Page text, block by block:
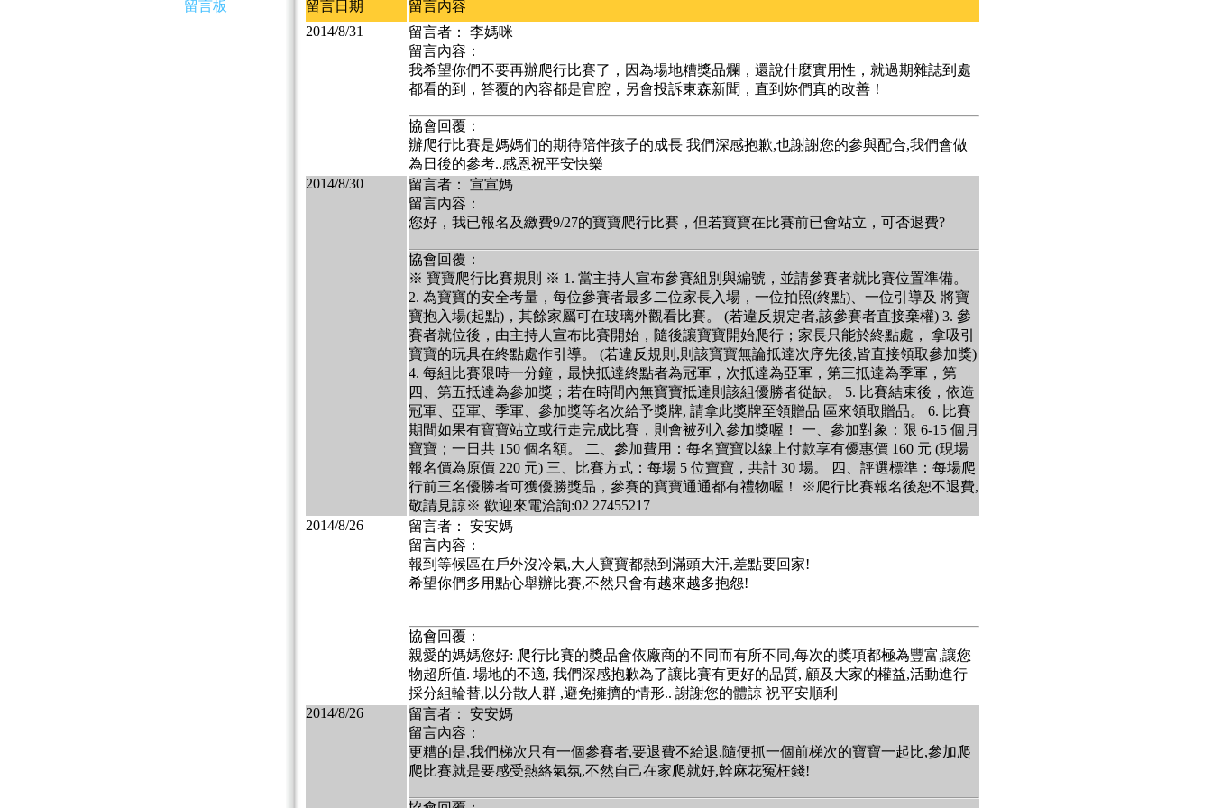
留言板 留言日期
留言內容
2014/8/31
留言者： 李媽咪
留言內容：
我希望你們不要再辦爬行比賽了，因為場地糟獎品爛，還說什麼實用性，就過期雜誌到處
都看的到，答覆的內容都是官腔，另會投訴東森新聞，直到妳們真的改善！
協會回覆：
辦爬行比賽是媽媽们的期待陪伴孩子的成長 我們深感抱歉,也謝謝您的參與配合,我們會做
為日後的參考..感恩祝平安快樂
2014/8/30
留言者： 宣宣媽
留言內容：
您好，我已報名及繳費9/27的寶寶爬行比賽，但若寶寶在比賽前已會站立，可否退費?
協會回覆：
※ 寶寶爬行比賽規則 ※ 1. 當主持人宣布參賽組別與編號，並請參賽者就比賽位置準備。
2. 為寶寶的安全考量，每位參賽者最多二位家長入場，一位拍照(終點)、一位引導及 將寶
寶抱入場(起點)，其餘家屬可在玻璃外觀看比賽。 (若違反規定者,該參賽者直接棄權) 3. 參
賽者就位後，由主持人宣布比賽開始，隨後讓寶寶開始爬行；家長只能於終點處， 拿吸引
寶寶的玩具在終點處作引導。 (若違反規則,則該寶寶無論抵達次序先後,皆直接領取參加獎)
4. 每組比賽限時一分鐘，最快抵達終點者為冠軍，次抵達為亞軍，第三抵達為季軍，第
四、第五抵達為參加獎；若在時間內無寶寶抵達則該組優勝者從缺。 5. 比賽結束後，依造
冠軍、亞軍、季軍、參加獎等名次給予獎牌, 請拿此獎牌至領贈品 區來領取贈品。 6. 比賽
期間如果有寶寶站立或行走完成比賽，則會被列入參加獎喔！ 一、參加對象：限 6-15 個月
寶寶；一日共 150 個名額。 二、參加費用：每名寶寶以線上付款享有優惠價 160 元 (現場
報名價為原價 220 元) 三、比賽方式：每場 5 位寶寶，共計 30 場。 四、評選標準：每場爬
行前三名優勝者可獲優勝獎品，參賽的寶寶通通都有禮物喔！ ※爬行比賽報名後恕不退費,
敬請見諒※ 歡迎來電洽詢:02 27455217
2014/8/26
留言者： 安安媽
留言內容：
報到等候區在戶外沒冷氣,大人寶寶都熱到滿頭大汗,差點要回家!
希望你們多用點心舉辦比賽,不然只會有越來越多抱怨!
協會回覆：
親愛的媽媽您好: 爬行比賽的獎品會依廠商的不同而有所不同,每次的獎項都極為豐富,讓您
物超所值. 場地的不適, 我們深感抱歉為了讓比賽有更好的品質, 顧及大家的權益,活動進行
採分組輪替,以分散人群 ,避免擁擠的情形.. 謝謝您的體諒 祝平安順利
2014/8/26
留言者： 安安媽
留言內容：
更糟的是,我們梯次只有一個參賽者,要退費不給退,隨便抓一個前梯次的寶寶一起比,參加爬
爬比賽就是要感受熱絡氣氛,不然自己在家爬就好,幹麻花冤枉錢!